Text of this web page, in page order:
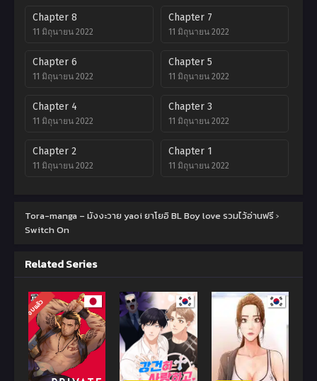
Chapter 8
11 มิถุนายน 2022
Chapter 7
11 มิถุนายน 2022
Chapter 6
11 มิถุนายน 2022
Chapter 5
11 มิถุนายน 2022
Chapter 4
11 มิถุนายน 2022
Chapter 3
11 มิถุนายน 2022
Chapter 2
11 มิถุนายน 2022
Chapter 1
11 มิถุนายน 2022
Tora-manga – มังงะวาย yaoi ยาโยอิ BL Boy love รวมไว้อ่านฟรี ›
Switch On
Related Series
จบแล้ว